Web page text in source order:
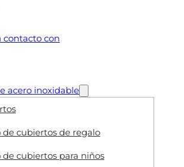
contacto con
acero inoxidable
de cubiertos de regalo
de cubiertos para niños